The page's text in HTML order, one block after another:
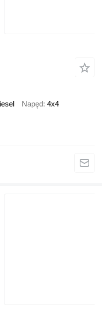
Napęd 4x4